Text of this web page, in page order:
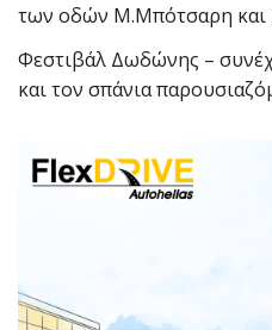
των οδών Μ.Μπότσαρη και
Φεστιβάλ Δωδώνης –
και τον σπάνια